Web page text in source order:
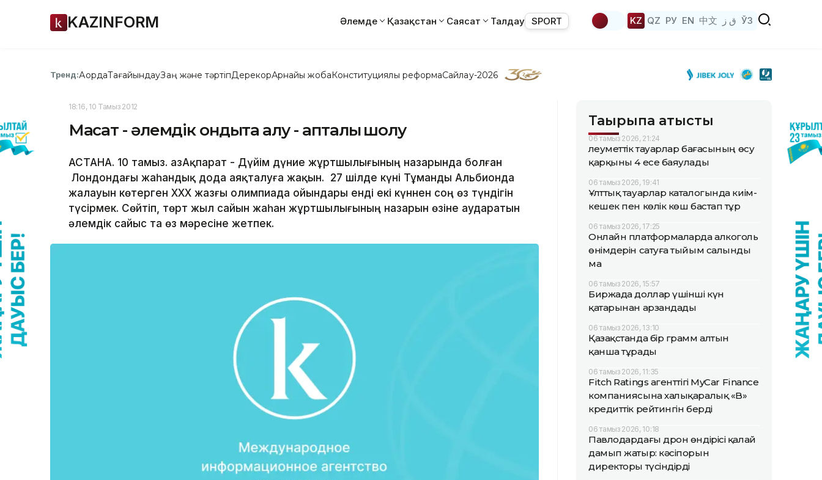
KAZINFORM Әлемде Қазақстан Саясат Талдау SPORT KZ QZ РУ EN 中文 ق ز ЎЗ
Тренд:АқордаТағайындауЗаң және тәртіпДерекқорАрнайы жобаКонституциялық реформаСайлау-2026
18:16, 10 Тамыз 2012
Мақсат - әлемдік ондықта қалу - апталық шолу
АСТАНА. 10 тамыз. ҚазАқпарат - Дүйім дүние жұртшылығының назарында болған
Лондондағы жаһандық дода аяқталуға жақын. 27 шілде күні Тұманды Альбионда
жалауын көтерген ХХХ жазғы олимпиада ойындары енді екі күннен соң өз түндігін
түсірмек. Сөйтіп, төрт жыл сайын жаһан жұртшылығының назарын өзіне аударатын
әлемдік сайыс та өз мәресіне жетпек.
Тақырыпқа қатысты
06 тамыз 2026, 21:24
Әлеуметтік тауарлар бағасының өсу
қарқыны 4 есе баяулады
06 тамыз 2026, 19:41
Ұлттық тауарлар каталогында киім-
кешек пен көлік көш бастап тұр
06 тамыз 2026, 17:25
Онлайн платформаларда алкоголь
өнімдерін сатуға тыйым салынды
ма
06 тамыз 2026, 15:57
Биржада доллар үшінші күн
қатарынан арзандады
06 тамыз 2026, 13:10
Қазақстанда бір грамм алтын
қанша тұрады
06 тамыз 2026, 11:35
Fitch Ratings агенттігі MyCar Finance
компаниясына халықаралық «B»
кредиттік рейтингін берді
06 тамыз 2026, 10:18
Павлодардағы дрон өндірісі қалай
дамып жатыр: кәсіпорын
директоры түсіндірді